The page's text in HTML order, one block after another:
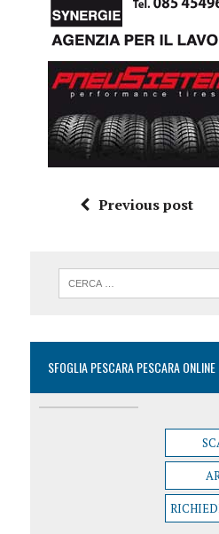
Previous post
SFOGLIA PESCARA PESCARA ONLINE